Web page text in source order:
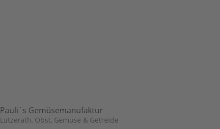
Pauli´s Gemüsemanufaktur
Lutzerath, Obst, Gemüse & Getreide